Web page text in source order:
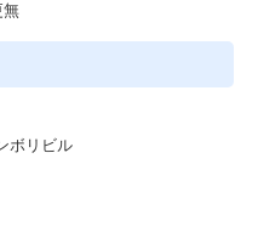
。
external-evaluation/ind
無
ボリビル